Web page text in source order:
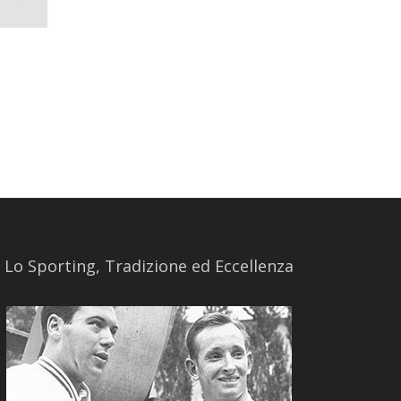
​Lo Sporting, Tradizione ed Eccellenza